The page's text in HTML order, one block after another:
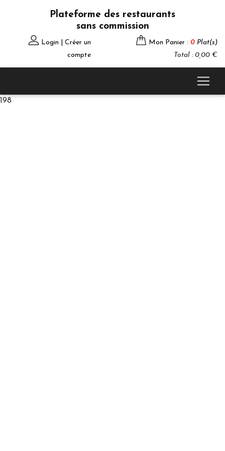
Plateforme des restaurants
sans commission
Login | Créer un
compte
Mon Panier : 0 Plat(s)
Total : 0,00 €
198